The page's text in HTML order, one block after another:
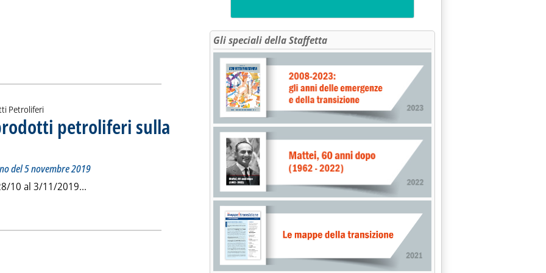
Petroliferi
petroliferi sulla
petroliferi, la rilevazione CCIAA Milano del 5 novembre 2019
07 novembre 2019 alle 12.33.
del 5 novembre 2019
10 al 3/11/2019... Leggi tutta la notizia: 'Listino dei prezzi dei prodotti petroliferi sulla piazza di Milano '
Gli speciali della Staffetta